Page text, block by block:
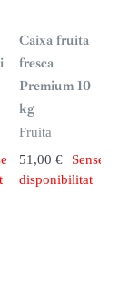
n
s
t
o
c
k
Caixa fruita
fresca
Premium 10
kg
Fruita
51,00€
Sense
disponibilitat